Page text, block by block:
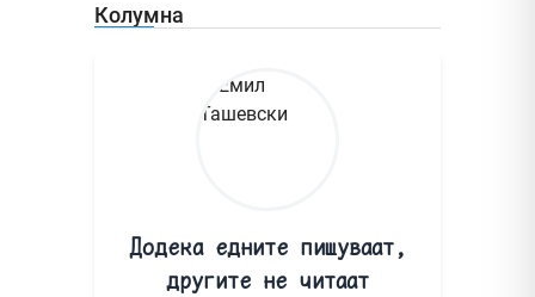
Колумна
Додека едните пишуваат,
другите не читаат